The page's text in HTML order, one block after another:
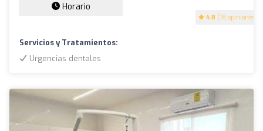
4.8 (18 opiniones)
Horario
Servicios y Tratamientos:
Urgencias dentales